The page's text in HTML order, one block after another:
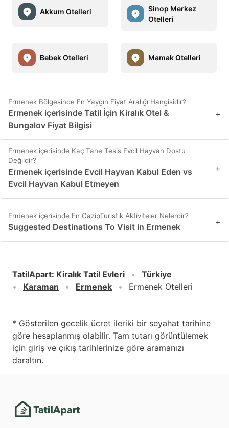
Akkum Otelleri
Sinop Merkez
Otelleri
Bebek Otelleri Mamak Otelleri
Ermenek Bölgesinde En Yaygın Fiyat Aralığı Hangisidir?
Ermenek içerisinde Tatil İçin Kiralık Otel &
Bungalov Fiyat Bilgisi
+
Ermenek içerisinde Kaç Tane Tesis Evcil Hayvan Dostu
Değildir?
Ermenek içerisinde Evcil Hayvan Kabul Eden vs
Evcil Hayvan Kabul Etmeyen
+
Ermenek içerisinde En CazipTuristik Aktiviteler Nelerdir?
Suggested Destinations To Visit in Ermenek +
TatilApart: Kiralık Tatil Evleri
Türkiye
Karaman
Ermenek Ermenek Otelleri
* Gösterilen gecelik ücret ileriki bir seyahat tarihine
göre hesaplanmış olabilir. Tam tutarı görüntülemek
için giriş ve çıkış tarihlerinize göre aramanızı
daraltın.